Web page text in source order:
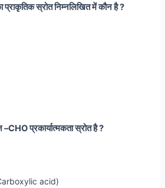
स्रोत निम्नलिखित में कौन है ?
प्रकार्यात्मकता स्रोत है ?
acid)